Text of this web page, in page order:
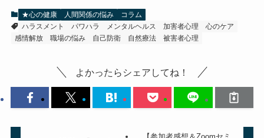
★心の健康 人間関係の悩み
コラム
ハラスメント
パワハラ メンタルヘルス 加害者心理
心のケア
感情解放
職場の悩み 自己防衛 自然療法 被害者心理
よかったらシェアしてね！